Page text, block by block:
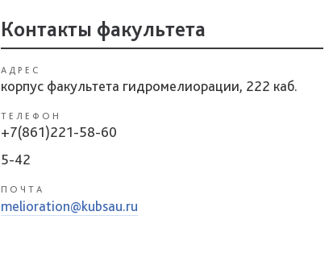
Контакты факультета
АДРЕС
корпус факультета гидромелиорации, 222 каб.
ТЕЛЕФОН
+7(861)221-58-60
5-42
ПОЧТА
melioration@kubsau.ru